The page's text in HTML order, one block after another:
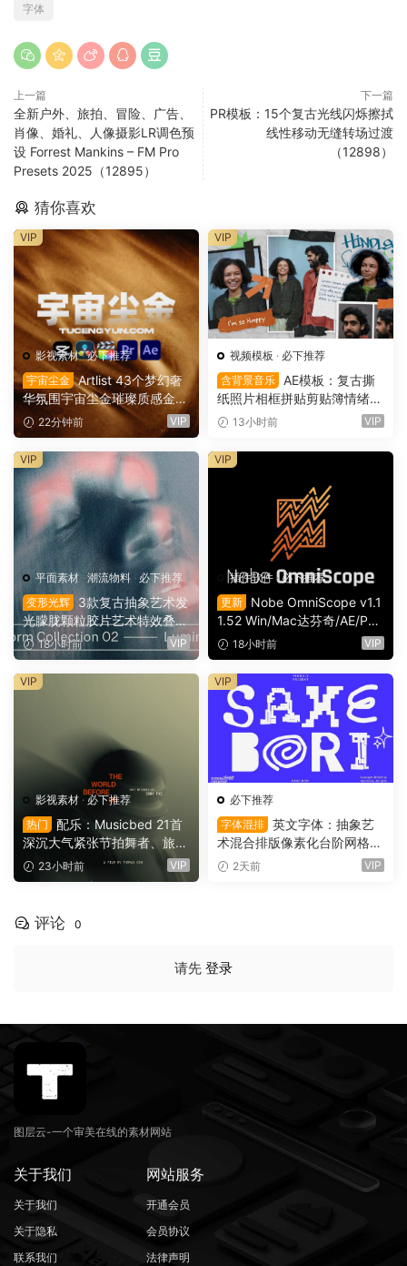
字体
上一篇
全新户外、旅拍、冒险、广告、
肖像、婚礼、人像摄影LR调色预
设 Forrest Mankins – FM Pro
Presets 2025（12895）
下一篇
PR模板：15个复古光线闪烁擦拭
线性移动无缝转场过渡
（12898）
猜你喜欢
影视素材·必下推荐
宇宙尘金 Artlist 43个梦幻奢
华氛围宇宙尘金璀璨质感金色
粒子流动慢动作8K视频素材
背景素材（16165）
22分钟前 VIP
VIP
视频模板 · 必下推荐
含背景音乐
AE模板：复古撕
纸照片相框拼贴剪贴簿情绪板
旅游日记手账电影VLOG短片
13小时前 VIP
VIP
平面素材 · 潮流物料 · 必下推荐
变形光辉
3款复古抽象艺术发
光朦胧颗粒胶片艺术特效叠加
PSD特效样机组合 Orbyt Stu
dio – Transform Collection 0
2 – Luminous（16162）
18小时前 VIP
VIP
插件软件 ·必下推荐
更新
Nobe OmniScope v1.1
1.52 Win/Mac达芬奇/AE/PR/
OFX视频调色万能示波器插件
（9753）
18小时前 VIP
VIP
影视素材 ·必下推荐
热门
配乐：Musicbed 21首
深沉大气紧张节拍舞者、旅行
场景商业电影广告宣传配乐B
GM视频背景音乐素材（1616
23小时前 VIP
VIP
必下推荐
字体混排 英文字体：抽象艺
术混合排版像素化台阶网格状
手绘螺旋有机曲线版面设计封
2天前 VIP
VIP
评论 0
请先 登录
图层云-一个审美在线的素材网站
关于我们
关于我们
关于隐私
联系我们
网站服务
开通会员
会员协议
法律声明